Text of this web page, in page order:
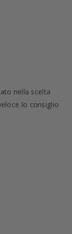
nella scelta
lo consiglio